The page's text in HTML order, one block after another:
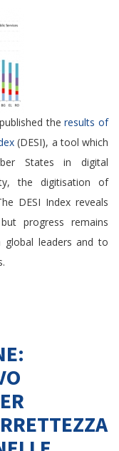
theresults of
(DESI), a tool which
States in digital
the digitisation of
DESI Index reveals
progress remains
leaders and to